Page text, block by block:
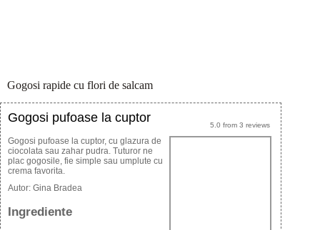
Gogosi rapide cu flori de salcam
5.0 from 3 reviews
Gogosi pufoase la cuptor
Gogosi pufoase la cuptor, cu glazura de
ciocolata sau zahar pudra. Tuturor ne
plac gogosile, fie simple sau umplute cu
crema favorita.
Autor: Gina Bradea
Ingrediente